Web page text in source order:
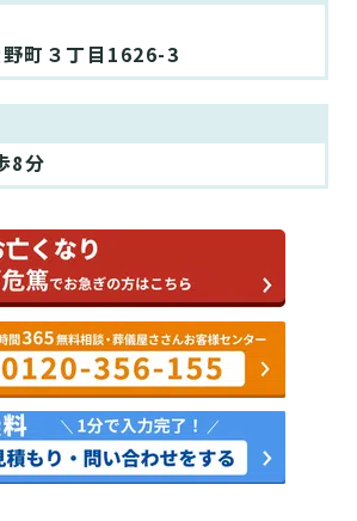
町３丁目1626-3
8分